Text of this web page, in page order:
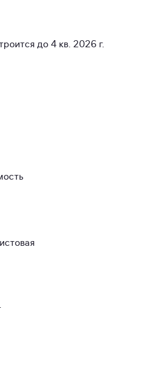
до 4 кв. 2026 г.